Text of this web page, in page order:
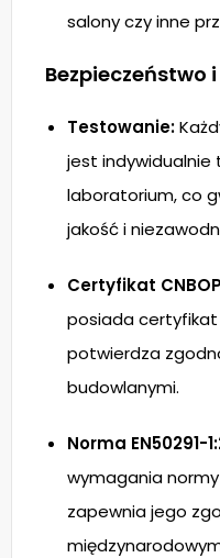
salony czy inne
Bezpieczeństwo
Testowanie:
jest indywidualnie
laboratorium, co
jakość i
Certyfikat
posiada certyfikat
potwierdza
budowlanymi.
Norma EN50291-
wymagania normy
zapewnia jego